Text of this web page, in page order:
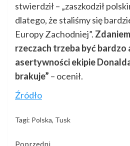
stwierdził – „zaszkodził
dlatego, że staliśmy się
Europy Zachodniej”.
rzeczach trzeba być
asertywności ekipie
brakuje” – ocenił.
Źródło
Tagi: Polska, Tusk